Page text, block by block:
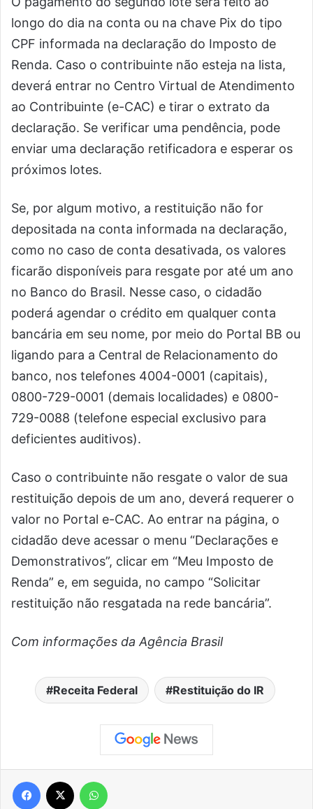
longo do dia na conta ou na chave Pix do tipo
CPF informada na declaração do Imposto de
Renda. Caso o contribuinte não esteja na lista,
deverá entrar no Centro Virtual de Atendimento
ao Contribuinte (e-CAC) e tirar o extrato da
declaração. Se verificar uma pendência, pode
enviar uma declaração retificadora e esperar os
próximos lotes.
Se, por algum motivo, a restituição não for
depositada na conta informada na declaração,
como no caso de conta desativada, os valores
ficarão disponíveis para resgate por até um ano
no Banco do Brasil. Nesse caso, o cidadão
poderá agendar o crédito em qualquer conta
bancária em seu nome, por meio do Portal BB ou
ligando para a Central de Relacionamento do
banco, nos telefones 4004-0001 (capitais),
0800-729-0001 (demais localidades) e 0800-
729-0088 (telefone especial exclusivo para
deficientes auditivos).
Caso o contribuinte não resgate o valor de sua
restituição depois de um ano, deverá requerer o
valor no Portal e-CAC. Ao entrar na página, o
cidadão deve acessar o menu “Declarações e
Demonstrativos”, clicar em “Meu Imposto de
Renda” e, em seguida, no campo “Solicitar
restituição não resgatada na rede bancária”.
Com informações da Agência Brasil
Receita Federal Restituição do IR
Facebook